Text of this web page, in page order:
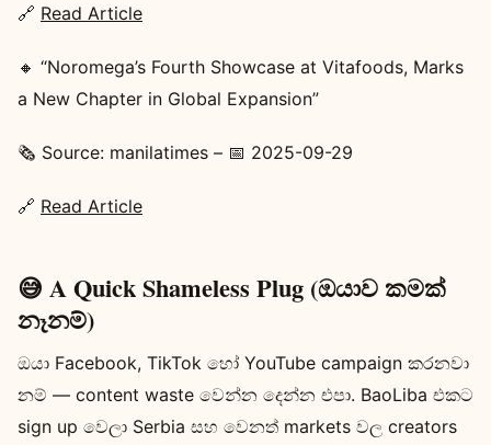
🔗 Read Article
🔸 “Noromega’s Fourth Showcase at Vitafoods, Marks
a New Chapter in Global Expansion”
🗞️ Source: manilatimes – 📅 2025-09-29
🔗 Read Article
😅 A Quick Shameless Plug (ඔයාව කමක්
නෑනම්)
ඔයා Facebook, TikTok හෝ YouTube campaign කරනවා
නම් — content waste වෙන්න දෙන්න එපා. BaoLiba එකට
sign up වෙලා Serbia සහ වෙනත් markets වල creators